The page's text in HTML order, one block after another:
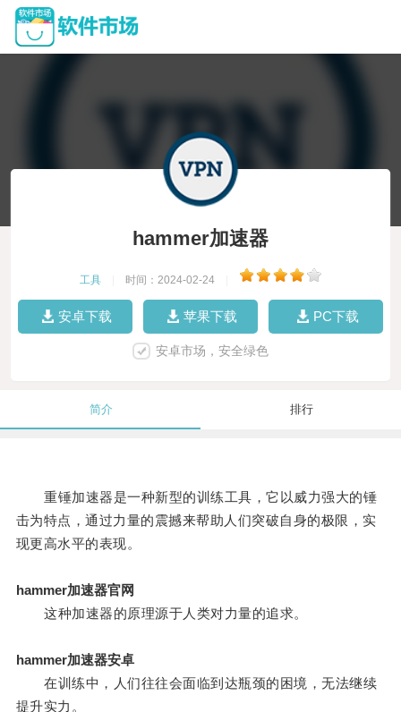
hammer加速器
工具 时间：2024-02-24
安卓下载 苹果下载 PC下载
安卓市场，安全绿色
简介 排行
重锤加速器是一种新型的训练工具，它以威力强大的锤
击为特点，通过力量的震撼来帮助人们突破自身的极限，实
现更高水平的表现。
hammer加速器官网
这种加速器的原理源于人类对力量的追求。
hammer加速器安卓
在训练中，人们往往会面临到达瓶颈的困境，无法继续
提升实力。